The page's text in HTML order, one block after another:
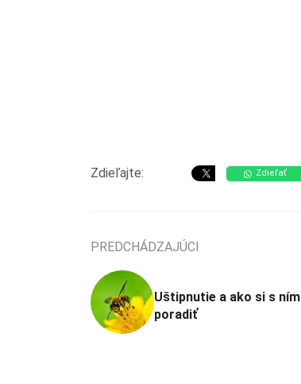
Zdieľajte: Zdieľať
PREDCHÁDZAJÚCI
Uštipnutie a ako si s ním
poradiť